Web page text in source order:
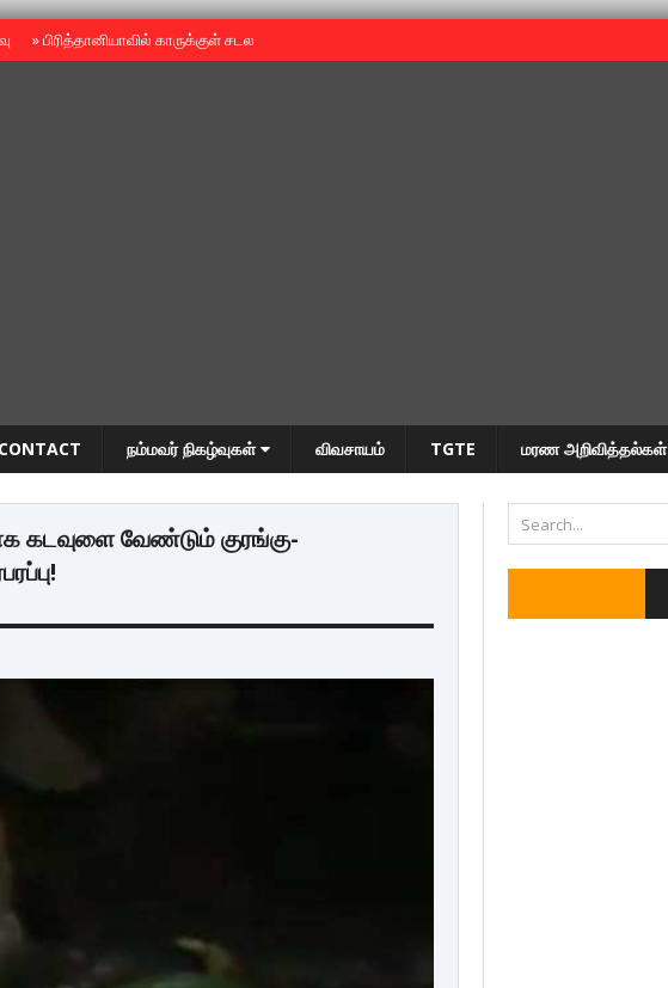
»பிரித்தானியாவில் காருக்குள் சடலம் -தமிழருடையதா ?
CONTACT நம்மவர் நிகழ்வுகள் விவசாயம் TGTE மரண அறிவித்தல்கள்
கடவுளை வேண்டும் குரங்கு-